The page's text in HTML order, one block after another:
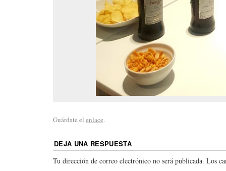
Guárdate el enlace.
DEJA UNA RESPUESTA
Tu dirección de correo electrónico no será publicada. Los